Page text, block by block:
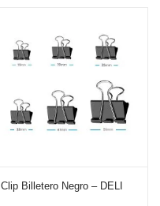
Clip Billetero Negro – DELI